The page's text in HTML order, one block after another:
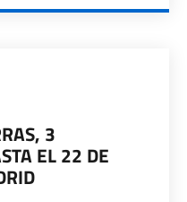
3
EL 22 DE